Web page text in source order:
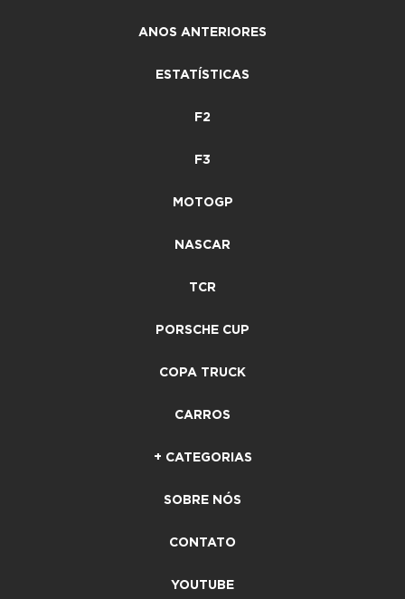
ANOS ANTERIORES
ESTATÍSTICAS
F2
F3
MOTOGP
NASCAR
TCR
PORSCHE CUP
COPA TRUCK
CARROS
+ CATEGORIAS
SOBRE NÓS
CONTATO
YOUTUBE